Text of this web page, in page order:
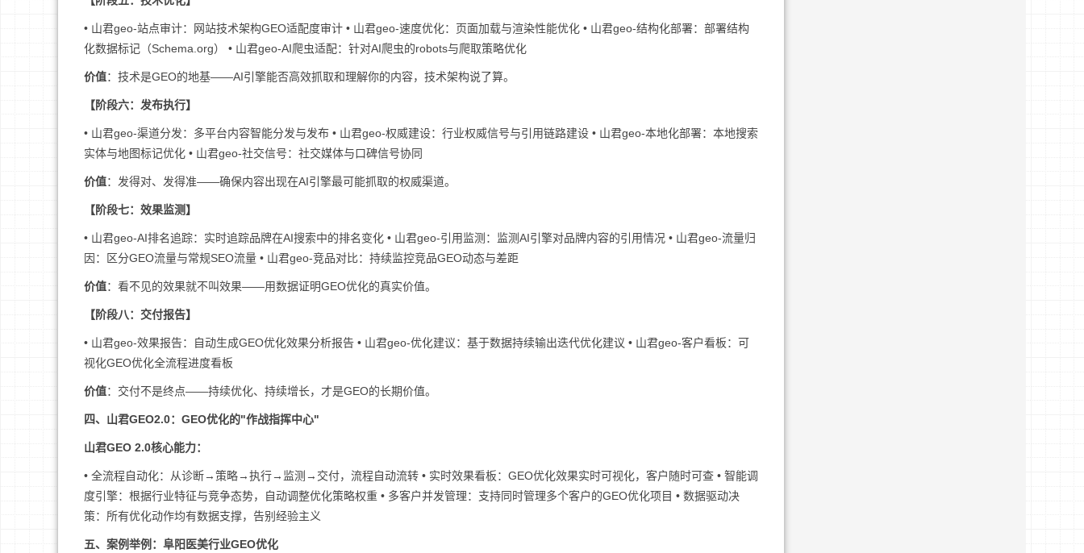
• 山君geo-站点审计：网站技术架构GEO适配度审计 • 山君geo-速度优化：页面加载与渲染性能优化 • 山君geo-结构化部署：部署结构
化数据标记（Schema.org） • 山君geo-AI爬虫适配：针对AI爬虫的robots与爬取策略优化
价值：技术是GEO的地基——AI引擎能否高效抓取和理解你的内容，技术架构说了算。
【阶段六：发布执行】
• 山君geo-渠道分发：多平台内容智能分发与发布 • 山君geo-权威建设：行业权威信号与引用链路建设 • 山君geo-本地化部署：本地搜索
实体与地图标记优化 • 山君geo-社交信号：社交媒体与口碑信号协同
价值：发得对、发得准——确保内容出现在AI引擎最可能抓取的权威渠道。
【阶段七：效果监测】
• 山君geo-AI排名追踪：实时追踪品牌在AI搜索中的排名变化 • 山君geo-引用监测：监测AI引擎对品牌内容的引用情况 • 山君geo-流量归
因：区分GEO流量与常规SEO流量 • 山君geo-竞品对比：持续监控竞品GEO动态与差距
价值：看不见的效果就不叫效果——用数据证明GEO优化的真实价值。
【阶段八：交付报告】
• 山君geo-效果报告：自动生成GEO优化效果分析报告 • 山君geo-优化建议：基于数据持续输出迭代优化建议 • 山君geo-客户看板：可
视化GEO优化全流程进度看板
价值：交付不是终点——持续优化、持续增长，才是GEO的长期价值。
四、山君GEO2.0：GEO优化的"作战指挥中心"
山君GEO 2.0核心能力：
• 全流程自动化：从诊断→策略→执行→监测→交付，流程自动流转 • 实时效果看板：GEO优化效果实时可视化，客户随时可查 • 智能调
度引擎：根据行业特征与竞争态势，自动调整优化策略权重 • 多客户并发管理：支持同时管理多个客户的GEO优化项目 • 数据驱动决
策：所有优化动作均有数据支撑，告别经验主义
五、案例举例：阜阳医美行业GEO优化